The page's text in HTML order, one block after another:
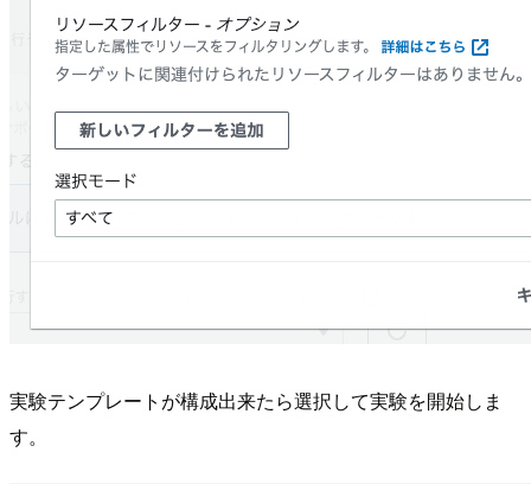
実験テンプレートが構成出来たら選択して実験を開始しま
す。